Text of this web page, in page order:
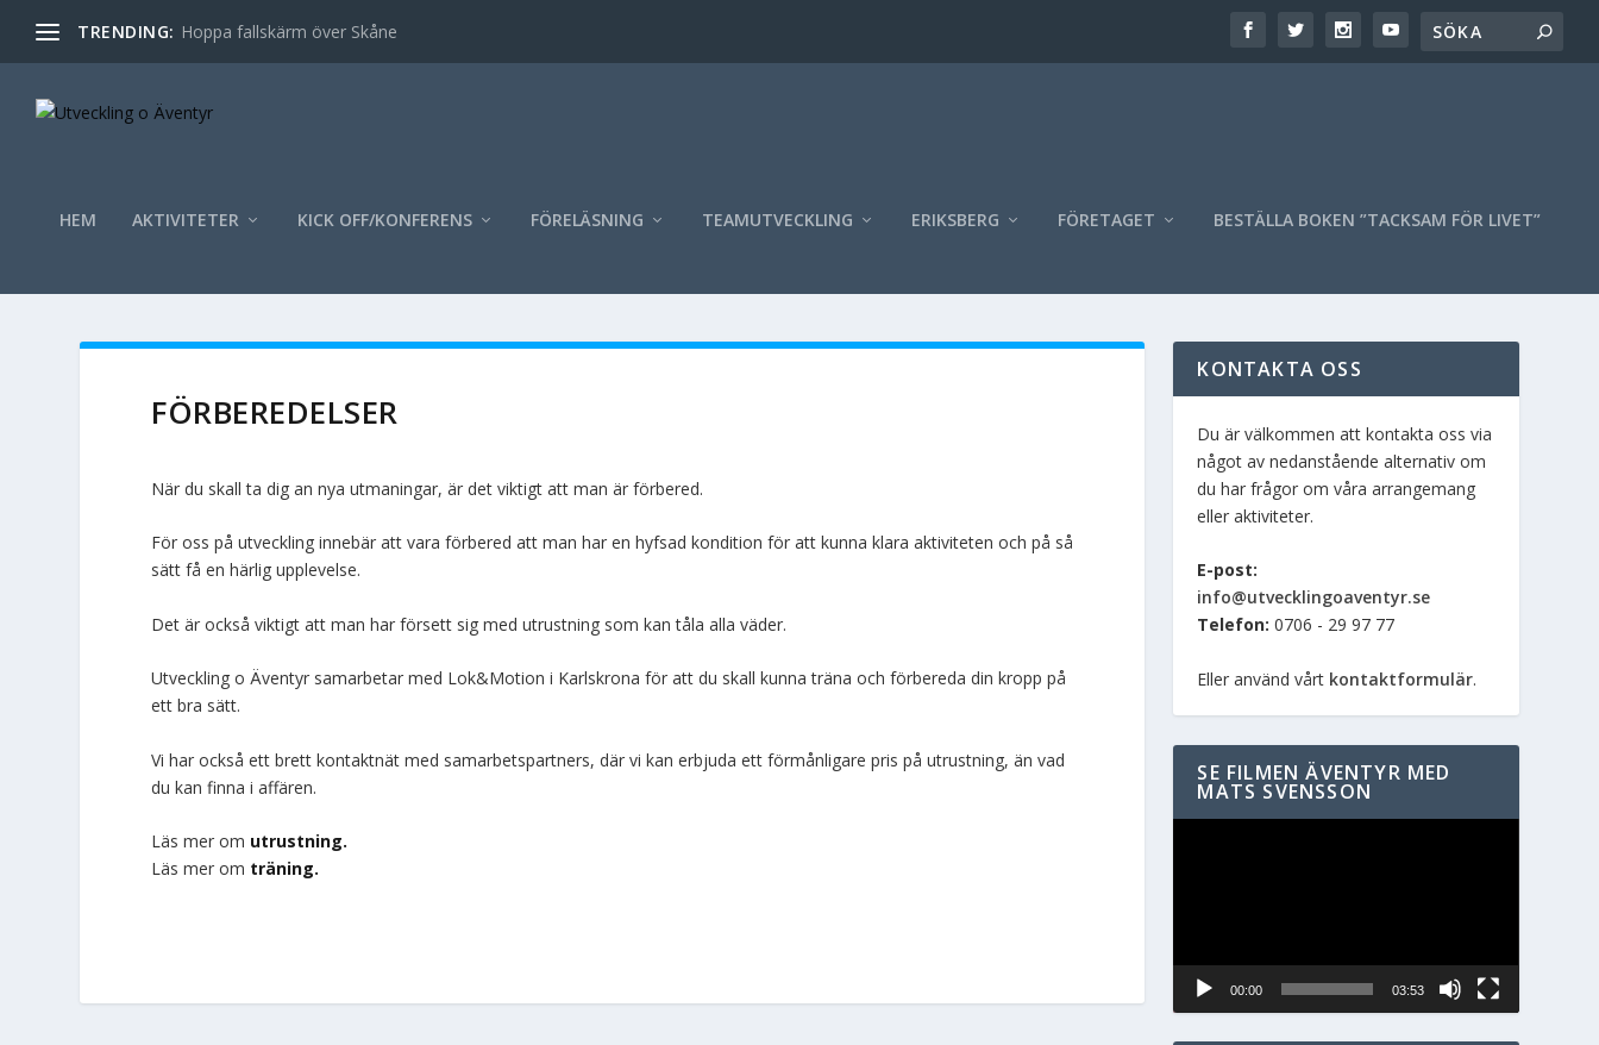
TRENDING: Hoppa fallskärm över Skåne
HEM AKTIVITETER KICK OFF/KONFERENS FÖRELÄSNING TEAMUTVECKLING ERIKSBERG FÖRETAGET BESTÄLLA BOKEN ”TACKSAM FÖR LIVET”
FÖRBEREDELSER
När du skall ta dig an nya utmaningar, är det viktigt att man är förbered.
För oss på utveckling innebär att vara förbered att man har en hyfsad kondition för att kunna klara aktiviteten och på så
sätt få en härlig upplevelse.
Det är också viktigt att man har försett sig med utrustning som kan tåla alla väder.
Utveckling o Äventyr samarbetar med Lok&Motion i Karlskrona för att du skall kunna träna och förbereda din kropp på
ett bra sätt.
Vi har också ett brett kontaktnät med samarbetspartners, där vi kan erbjuda ett förmånligare pris på utrustning, än vad
du kan finna i affären.
Läs mer om utrustning.
Läs mer om träning.
KONTAKTA OSS
Du är välkommen att kontakta oss via
något av nedanstående alternativ om
du har frågor om våra arrangemang
eller aktiviteter.
E-post:
info@utvecklingoaventyr.se
Telefon: 0706 - 29 97 77
Eller använd vårt kontaktformulär.
SE FILMEN ÄVENTYR MED
MATS SVENSSON
00:00 03:53